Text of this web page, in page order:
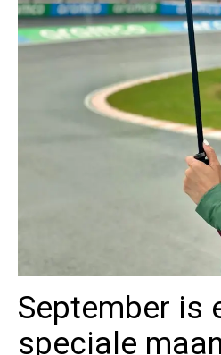
September is
speciale